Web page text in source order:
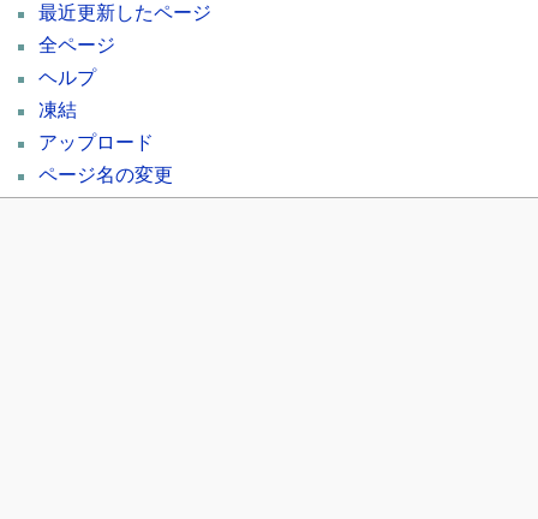
最近更新したページ
全ページ
ヘルプ
凍結
アップロード
ページ名の変更